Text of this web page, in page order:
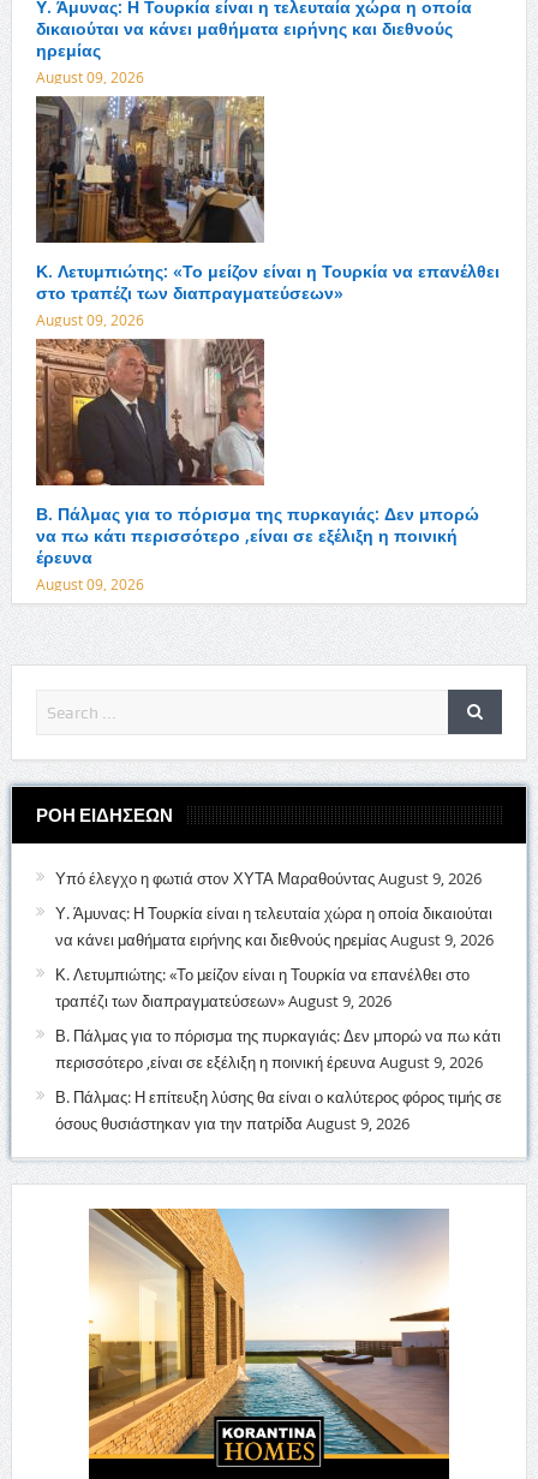
Υ. Άμυνας: Η Τουρκία είναι η τελευταία χώρα η οποία
δικαιούται να κάνει μαθήματα ειρήνης και διεθνούς
ηρεμίας
August 09, 2026
Κ. Λετυμπιώτης: «Το μείζον είναι η Τουρκία να επανέλθει
στο τραπέζι των διαπραγματεύσεων»
August 09, 2026
Β. Πάλμας για το πόρισμα της πυρκαγιάς: Δεν μπορώ
να πω κάτι περισσότερο ,είναι σε εξέλιξη η ποινική
έρευνα
August 09, 2026
ΡΟΗ ΕΙΔΗΣΕΩΝ
Υπό έλεγχο η φωτιά στον ΧΥΤΑ ΜαραθούνταςAugust 9, 2026
Υ. Άμυνας: Η Τουρκία είναι η τελευταία χώρα η οποία δικαιούται
να κάνει μαθήματα ειρήνης και διεθνούς ηρεμίαςAugust 9, 2026
Κ. Λετυμπιώτης: «Το μείζον είναι η Τουρκία να επανέλθει στο
τραπέζι των διαπραγματεύσεων»August 9, 2026
Β. Πάλμας για το πόρισμα της πυρκαγιάς: Δεν μπορώ να πω κάτι
περισσότερο ,είναι σε εξέλιξη η ποινική έρευνα August 9, 2026
Β. Πάλμας: Η επίτευξη λύσης θα είναι ο καλύτερος φόρος τιμής σε
όσους θυσιάστηκαν για την πατρίδα August 9, 2026